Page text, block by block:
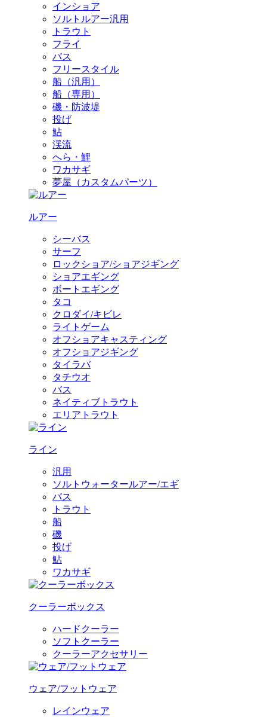
インショア
ソルトルアー汎用
トラウト
フライ
バス
フリースタイル
船（汎用）
船（専用）
磯・防波堤
投げ
鮎
渓流
へら・鯉
ワカサギ
夢屋（カスタムパーツ）
ルアー
シーバス
サーフ
ロックショア/ショアジギング
ショアエギング
ボートエギング
タコ
クロダイ/キビレ
ライトゲーム
オフショアキャスティング
オフショアジギング
タイラバ
タチウオ
バス
ネイティブトラウト
エリアトラウト
ライン
汎用
ソルトウォータールアー/エギ
バス
トラウト
船
磯
投げ
鮎
ワカサギ
クーラーボックス
ハードクーラー
ソフトクーラー
クーラーアクセサリー
ウェア/フットウェア
レインウェア